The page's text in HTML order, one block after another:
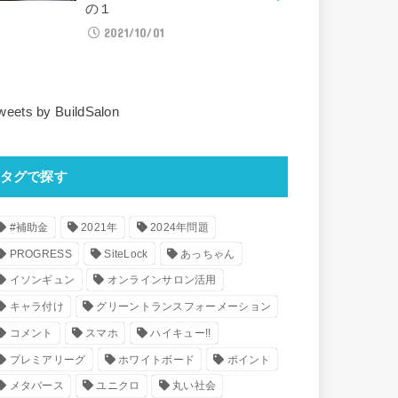
の１
2021/10/01
by BuildSalon
タグで探す
#補助金 2021年 2024年問題
PROGRESS SiteLock あっちゃん
イソンギュン オンラインサロン活用
キャラ付け グリーントランスフォーメーション
コメント スマホ ハイキュー!!
プレミアリーグ ホワイトボード ポイント
メタバース ユニクロ 丸い社会